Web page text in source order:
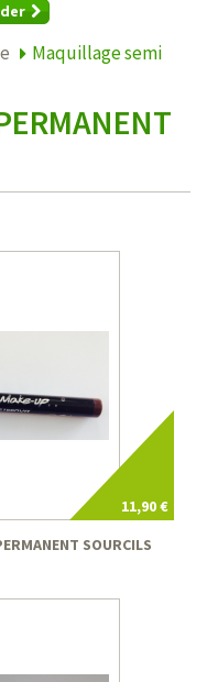
Maquillage semi
11,90 €
SOURCILS